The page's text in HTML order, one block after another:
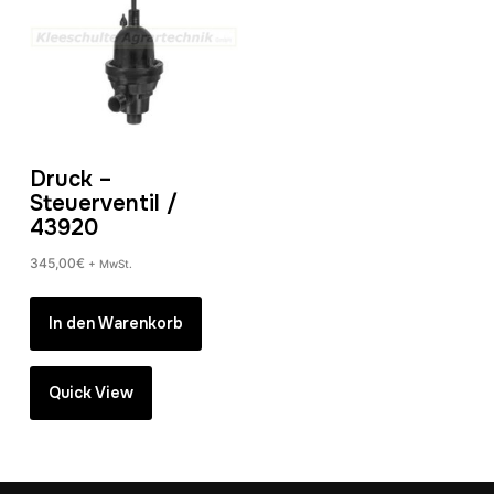
Druck –
Steuerventil /
43920
345,00€ + MwSt.
In den Warenkorb
Quick View